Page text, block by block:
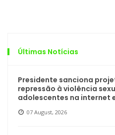
Últimas Notícias
Presidente sanciona
repressão à violência
adolescentes na internet
07 August, 2026